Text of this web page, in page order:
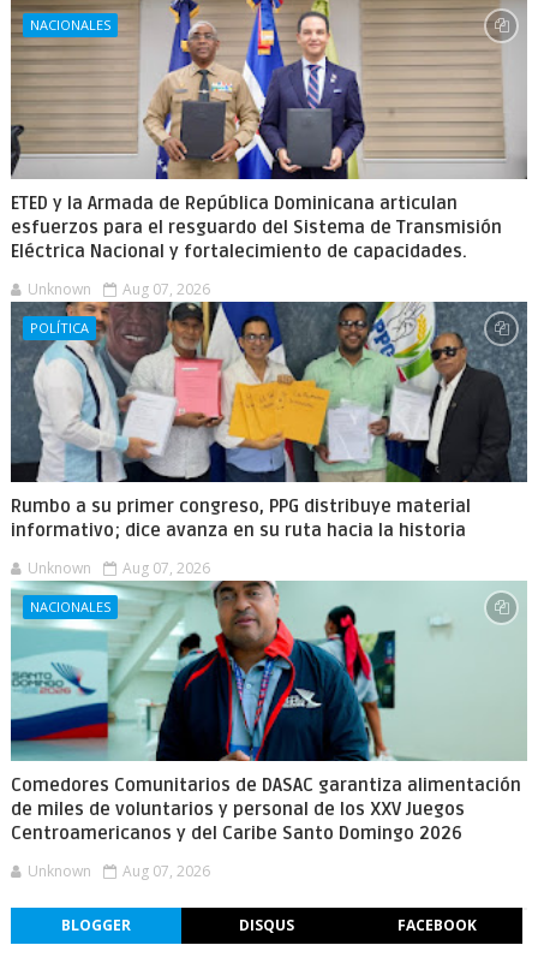
NACIONALES
ETED y la Armada de República Dominicana articulan
esfuerzos para el resguardo del Sistema de Transmisión
Eléctrica Nacional y fortalecimiento de capacidades.
Unknown Aug 07, 2026
POLÍTICA
Rumbo a su primer congreso, PPG distribuye material
informativo; dice avanza en su ruta hacia la historia
Unknown Aug 07, 2026
NACIONALES
Comedores Comunitarios de DASAC garantiza alimentación
de miles de voluntarios y personal de los XXV Juegos
Centroamericanos y del Caribe Santo Domingo 2026
Unknown Aug 07, 2026
BLOGGER DISQUS FACEBOOK